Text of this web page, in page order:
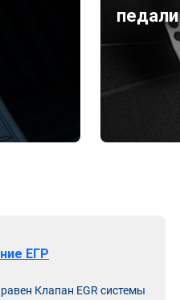
педали
ЕГР
Клапан EGR системы